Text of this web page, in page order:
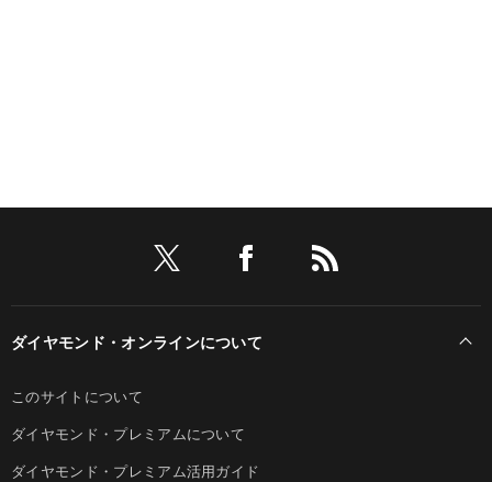
ダイヤモンド・オンラインについて
このサイトについて
ダイヤモンド・プレミアムについて
ダイヤモンド・プレミアム活用ガイド